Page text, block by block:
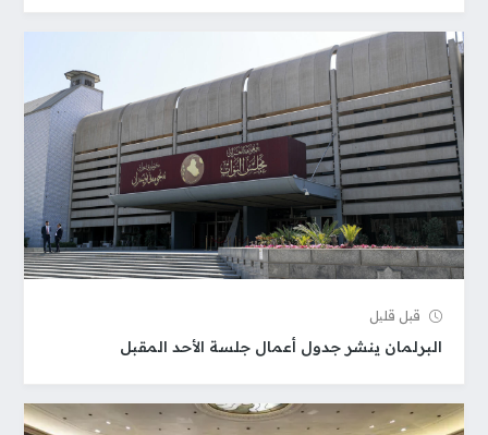
قبل قلیل
البرلمان ينشر جدول أعمال جلسة الأحد المقبل